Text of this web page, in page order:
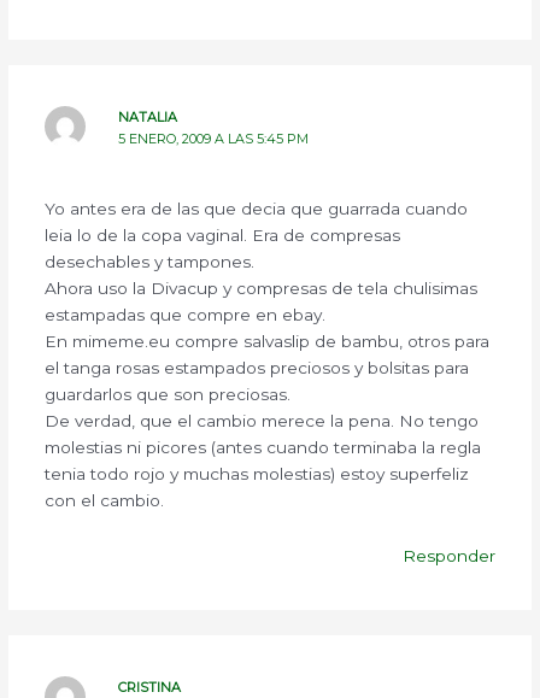
NATALIA
5 ENERO, 2009 A LAS 5:45 PM
Yo antes era de las que decia que guarrada cuando
leia lo de la copa vaginal. Era de compresas
desechables y tampones.
Ahora uso la Divacup y compresas de tela chulisimas
estampadas que compre en ebay.
En mimeme.eu compre salvaslip de bambu, otros para
el tanga rosas estampados preciosos y bolsitas para
guardarlos que son preciosas.
De verdad, que el cambio merece la pena. No tengo
molestias ni picores (antes cuando terminaba la regla
tenia todo rojo y muchas molestias) estoy superfeliz
con el cambio.
Responder
CRISTINA